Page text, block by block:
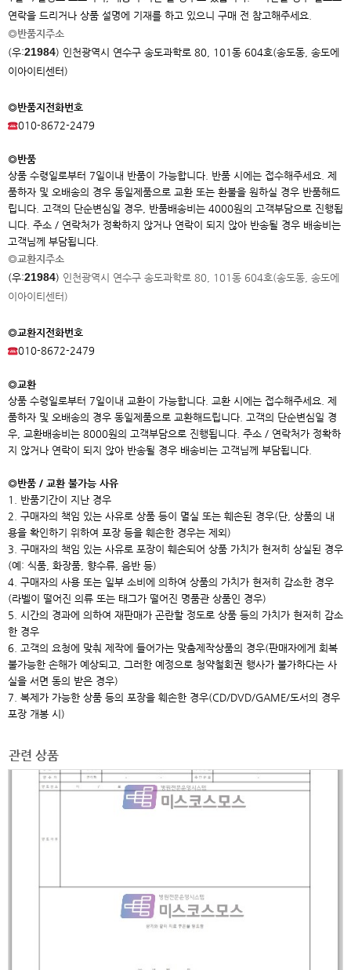
연락을 드리거나 상품 설명에 기재를 하고 있으니 구매 전 참고해주세요.
◎반품지주소
(우:21984) 인천광역시 연수구 송도과학로 80, 101동 604호(송도동, 송도에
이아이 티센터)
◎반품지전화번호
010-8672-2479
◎반품
상품 수령일로부터 7일이내 반품이 가능합니다. 반품 시에는 접수해주세요. 제
품하자 및 오배송의 경우 동일제품으로 교환 또는 환불을 원하실 경우 반품해드
립니다. 고객의 단순변심일 경우, 반품배송비는 4000원의 고객부담으로 진행됩
니다. 주소 / 연락처가 정확하지 않거나 연락이 되지 않아 반송될 경우 배송비는
고객님께 부담됩니다.
◎교환지주소
(우:21984) 인천광역시 연수구 송도과학로 80, 101동 604호(송도동, 송도에
이아이 티센터)
◎교환지전화번호
010-8672-2479
◎교환
상품 수령일로부터 7일이내 교환이 가능합니다. 교환 시에는 접수해주세요. 제
품하자 및 오배송의 경우 동일제품으로 교환해드립니다. 고객의 단순변심일 경
우, 교환배송비는 8000원의 고객부담으로 진행됩니다. 주소 / 연락처가 정확하
지 않거나 연락이 되지 않아 반송될 경우 배송비는 고객님께 부담됩니다.
◎반품 / 교환 불가능 사유
1. 반품기간이 지난 경우
2. 구매자의 책임 있는 사유로 상품 등이 멸실 또는 훼손된 경우(단, 상품의 내
용을 확인하기 위하여 포장 등을 훼손한 경우는 제외)
3. 구매자의 책임 있는 사유로 포장이 훼손되어 상품 가치가 현저히 상실된 경우
(예: 식품, 화장품, 향수류, 음반 등)
4. 구매자의 사용 또는 일부 소비에 의하여 상품의 가치가 현저히 감소한 경우
(라벨이 떨어진 의류 또는 태그가 떨어진 명품관 상품인 경우)
5. 시간의 경과에 의하여 재판매가 곤란할 정도로 상품 등의 가치가 현저히 감소
한 경우
6. 고객의 요청에 맞춰 제작에 들어가는 맞춤제작상품의 경우(판매자에게 회복
불가능한 손해가 예상되고, 그러한 예정으로 청약철회권 행사가 불가하다는 사
실을 서면 동의 받은 경우)
7. 복제가 가능한 상품 등의 포장을 훼손한 경우(CD/DVD/GAME/도서의 경우
포장 개봉 시)
관련 상품